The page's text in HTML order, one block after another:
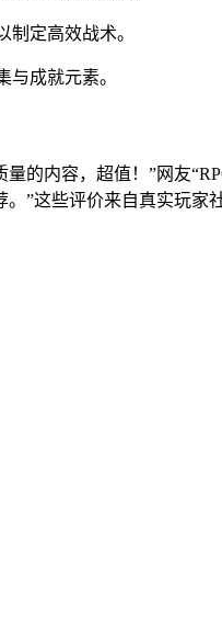
定高效战术。
成就元素。
的内容，超值！”网友
”这些评价来自真实玩